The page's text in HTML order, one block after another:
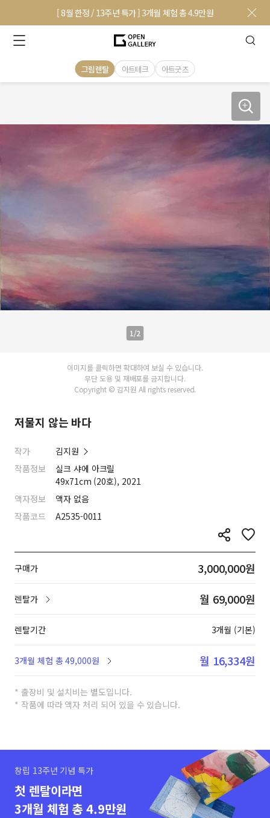
[ 8월 한정 / 13주년 특가 ] 3개월 체험 총 4.9만원
그림렌탈 아트테크 아트굿즈
1/2
이미지를 클릭하면 확대하여 보실 수 있습니다.
무단 도용 및 재배포를 금지합니다.
Copyright © 김지원 All rights reserved.
저물지 않는 바다
작가
김지원
작품정보
실크 샤에 아크릴
49x71cm (20호), 2021
액자정보
액자 없음
작품코드
A2535-0011
구매가 3,000,000원
렌탈가 월 69,000원
렌탈기간 3개월 (기본)
3개월 체험 총 49,000원 월 16,334원
* 출장비 및 설치비는 별도입니다.
* 작품에 따라 액자 처리 되어 있을 수 있습니다.
창립 13주년 기념 특가
첫 렌탈이라면
3개월 체험 총 4.9만원